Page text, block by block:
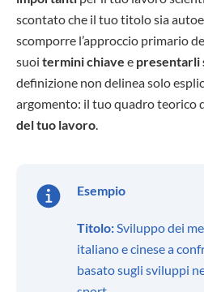
scontato che il tuo titolo sia
scomporre l’approccio primario
suoi termini chiave e presentarli
definizione non delinea solo
argomento: il tuo quadro teorico
del tuo lavoro.
Esempio
Titolo:Sviluppo dei
italiano e cinese a
basato sugli sviluppi